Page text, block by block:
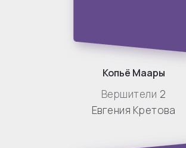
Копьё Маары
Вершители 2
Евгения Кретова